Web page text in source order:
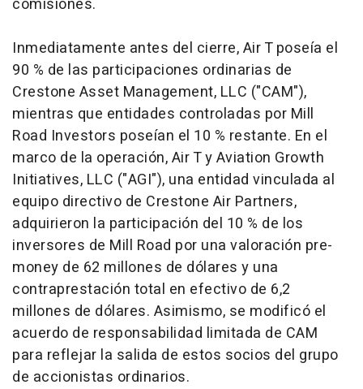
Inmediatamente antes del cierre, Air T poseía el
90 % de las participaciones ordinarias de
Crestone Asset Management, LLC ("CAM"),
mientras que entidades controladas por Mill
Road Investors poseían el 10 % restante. En el
marco de la operación, Air T y Aviation Growth
Initiatives, LLC ("AGI"), una entidad vinculada al
equipo directivo de Crestone Air Partners,
adquirieron la participación del 10 % de los
inversores de Mill Road por una valoración pre-
money de 62 millones de dólares y una
contraprestación total en efectivo de 6,2
millones de dólares. Asimismo, se modificó el
acuerdo de responsabilidad limitada de CAM
para reflejar la salida de estos socios del grupo
de accionistas ordinarios.